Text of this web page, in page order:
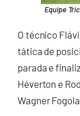
Equipe
O técnico
tática de
parada e
Héverton e
Wagner